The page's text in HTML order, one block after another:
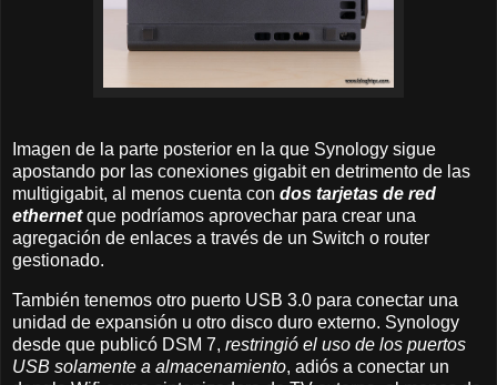
Imagen de la parte posterior en la que Synology sigue
apostando por las conexiones gigabit en detrimento de las
multigigabit, al menos cuenta con dos tarjetas de red
ethernetque podríamos aprovechar para crear una
agregación de enlaces a través de un Switch o router
gestionado.
También tenemos otro puerto USB 3.0 para conectar una
unidad de expansión u otro disco duro externo. Synology
desde que publicó DSM 7, restringió el uso de los puertos
USB solamente a almacenamiento, adiós a conectar un